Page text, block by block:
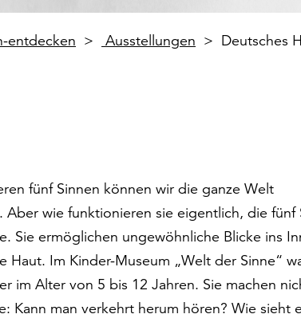
entdecken Ausstellungen Deutsches
fünf Sinnen können wir die ganze Welt
wie funktionieren sie eigentlich, die fünf
Sie ermöglichen ungewöhnliche Blicke ins
Im Kinder-Museum „Welt der Sinne“
im Alter von 5 bis 12 Jahren. Sie machen
Kann man verkehrt herum hören? Wie sieht